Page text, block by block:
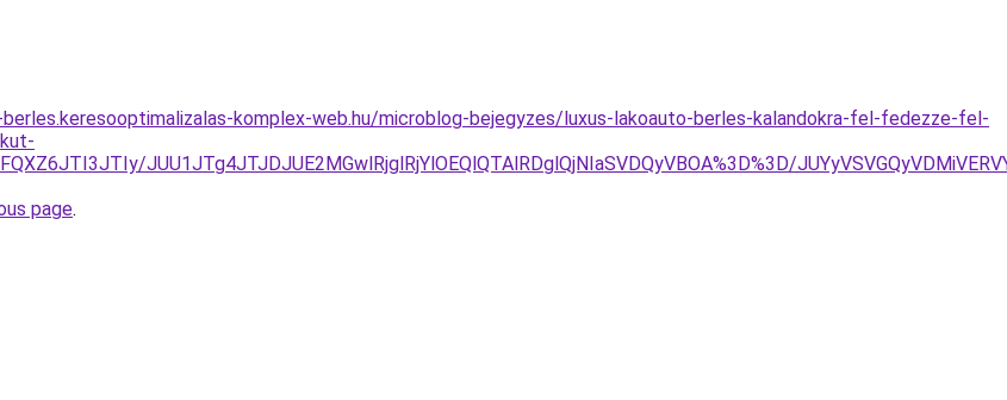
komplex-web.hu/microblog-bejegyzes/luxus-lakoauto-berles-kalandokra-fel-fedezze-fel-
JUU1JTg4JTJDJUE2MGwlRjglRjYlOEQlQTAlRDglQjNIaSVDQyVBOA%3D%3D/
page.